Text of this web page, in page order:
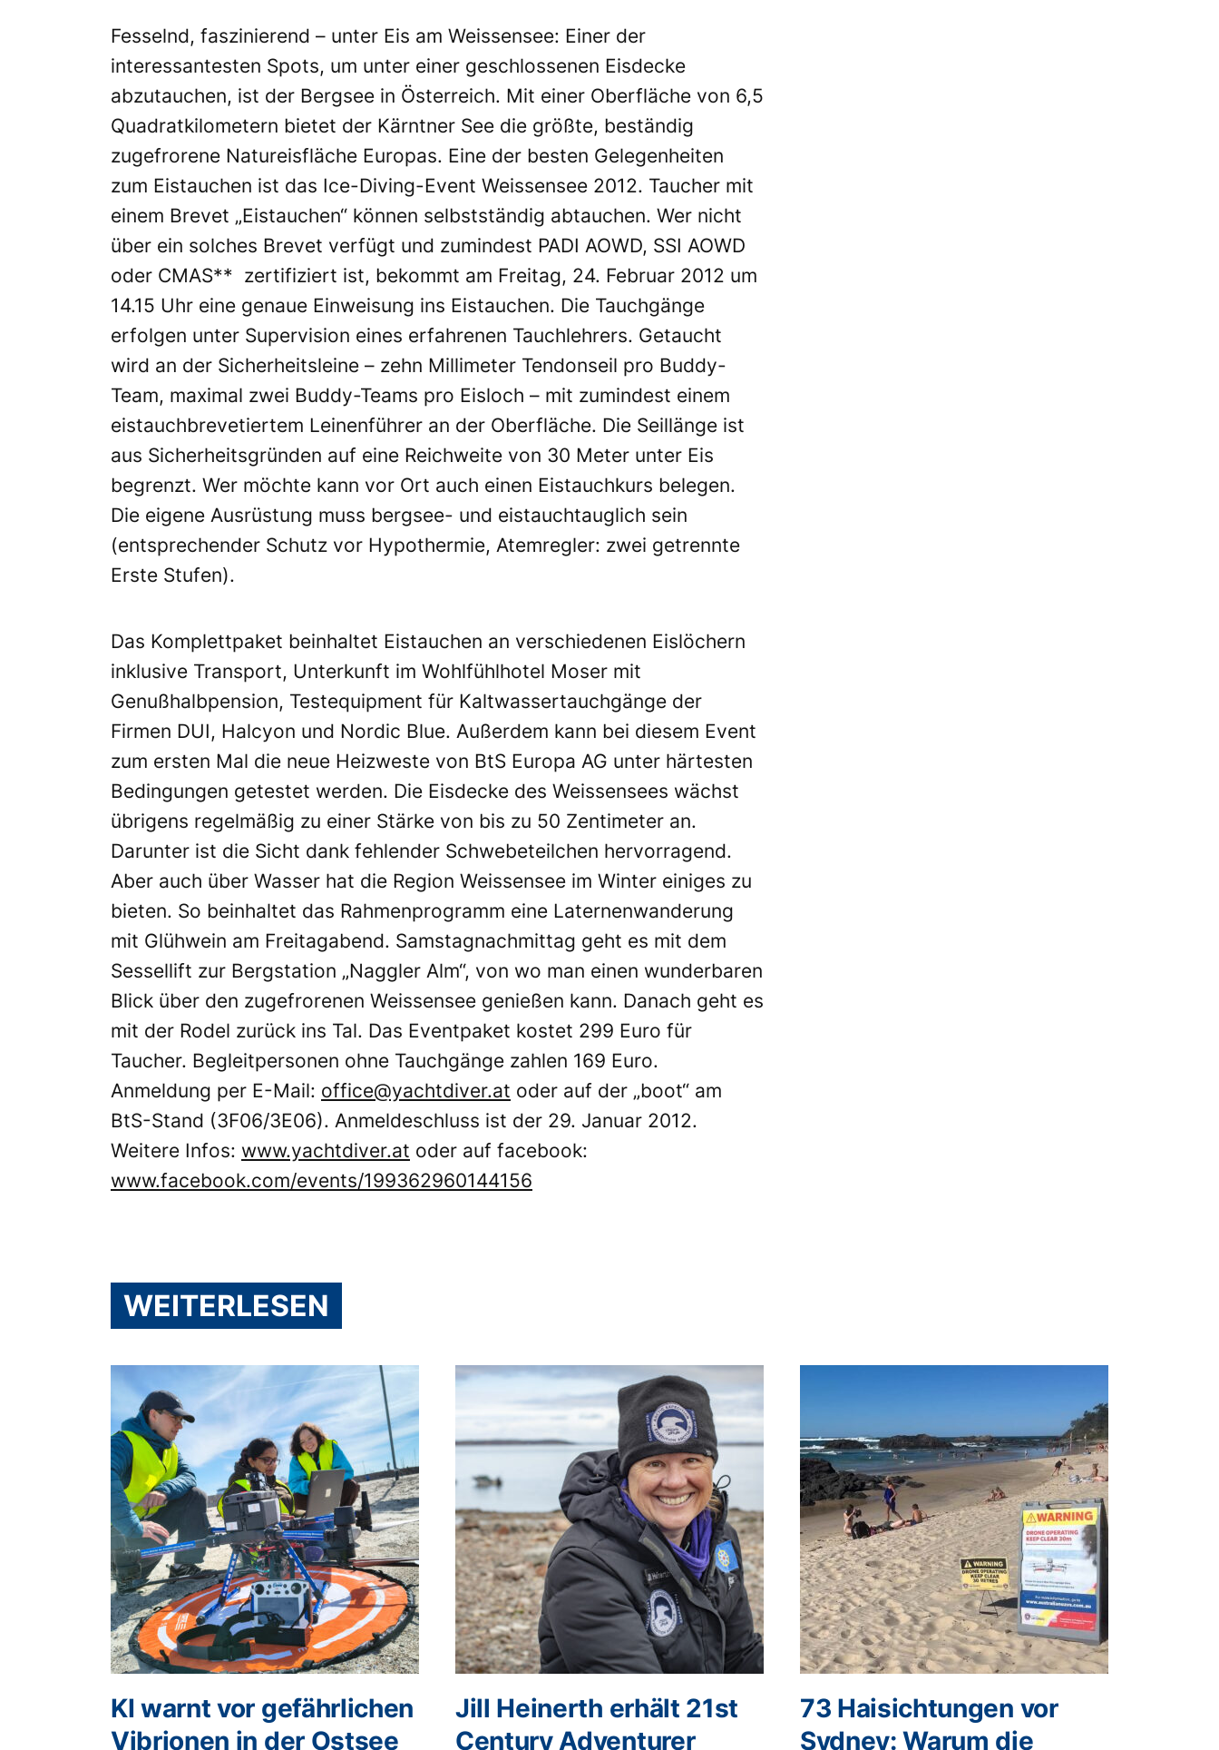
Fesselnd, faszinierend – unter Eis am Weissensee: Einer der
interessantesten Spots, um unter einer geschlossenen Eisdecke
abzutauchen, ist der Bergsee in Österreich. Mit einer Oberfläche von 6,5
Quadratkilometern bietet der Kärntner See die größte, beständig
zugefrorene Natureisfläche Europas. Eine der besten Gelegenheiten
zum Eistauchen ist das Ice-Diving-Event Weissensee 2012. Taucher mit
einem Brevet „Eistauchen“ können selbstständig abtauchen. Wer nicht
über ein solches Brevet verfügt und zumindest PADI AOWD, SSI AOWD
oder CMAS** zertifiziert ist, bekommt am Freitag, 24. Februar 2012 um
14.15 Uhr eine genaue Einweisung ins Eistauchen. Die Tauchgänge
erfolgen unter Supervision eines erfahrenen Tauchlehrers. Getaucht
wird an der Sicherheitsleine – zehn Millimeter Tendonseil pro Buddy-
Team, maximal zwei Buddy-Teams pro Eisloch – mit zumindest einem
eistauchbrevetiertem Leinenführer an der Oberfläche. Die Seillänge ist
aus Sicherheitsgründen auf eine Reichweite von 30 Meter unter Eis
begrenzt. Wer möchte kann vor Ort auch einen Eistauchkurs belegen.
Die eigene Ausrüstung muss bergsee- und eistauchtauglich sein
(entsprechender Schutz vor Hypothermie, Atemregler: zwei getrennte
Erste Stufen).
Das Komplettpaket beinhaltet Eistauchen an verschiedenen Eislöchern
inklusive Transport, Unterkunft im Wohlfühlhotel Moser mit
Genußhalbpension, Testequipment für Kaltwassertauchgänge der
Firmen DUI, Halcyon und Nordic Blue. Außerdem kann bei diesem Event
zum ersten Mal die neue Heizweste von BtS Europa AG unter härtesten
Bedingungen getestet werden. Die Eisdecke des Weissensees wächst
übrigens regelmäßig zu einer Stärke von bis zu 50 Zentimeter an.
Darunter ist die Sicht dank fehlender Schwebeteilchen hervorragend.
Aber auch über Wasser hat die Region Weissensee im Winter einiges zu
bieten. So beinhaltet das Rahmenprogramm eine Laternenwanderung
mit Glühwein am Freitagabend. Samstagnachmittag geht es mit dem
Sessellift zur Bergstation „Naggler Alm“, von wo man einen wunderbaren
Blick über den zugefrorenen Weissensee genießen kann. Danach geht es
mit der Rodel zurück ins Tal. Das Eventpaket kostet 299 Euro für
Taucher. Begleitpersonen ohne Tauchgänge zahlen 169 Euro.
Anmeldung per E-Mail: office@yachtdiver.at oder auf der „boot“ am
BtS-Stand (3F06/3E06). Anmeldeschluss ist der 29. Januar 2012.
Weitere Infos: www.yachtdiver.at oder auf facebook:
www.facebook.com/events/199362960144156
WEITERLESEN
KI warnt vor gefährlichen
Vibrionen in der Ostsee
Jill Heinerth erhält 21st
Century Adventurer
73 Haisichtungen vor
Sydney: Warum die